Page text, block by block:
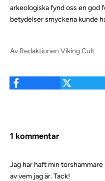
arkeologiska fynd oss en god
betydelser smyckena kunde
Av Redaktionen Viking Cult
1 kommentar
Jag har haft min
av vem jag är. Tack!